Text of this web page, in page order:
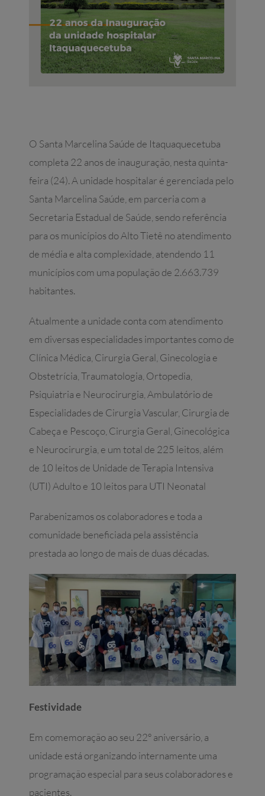
O Santa Marcelina Saúde de Itaquaquecetuba
completa 22 anos de inauguração, nesta quinta-
feira (24). A unidade hospitalar é gerenciada pelo
Santa Marcelina Saúde, em parceria com a
Secretaria Estadual de Saúde, sendo referência
para os municípios do Alto Tietê no atendimento
de média e alta complexidade, atendendo 11
municípios com uma população de 2.663.739
habitantes.
Atualmente a unidade conta com atendimento
em diversas especialidades importantes como de
Clínica Médica, Cirurgia Geral, Ginecologia e
Obstetrícia, Traumatologia, Ortopedia,
Psiquiatria e Neurocirurgia, Ambulatório de
Especialidades de Cirurgia Vascular, Cirurgia de
Cabeça e Pescoço, Cirurgia Geral, Ginecológica
e Neurocirurgia, e um total de 225 leitos, além
de 10 leitos de Unidade de Terapia Intensiva
(UTI) Adulto e 10 leitos para UTI Neonatal
Parabenizamos os colaboradores e toda a
comunidade beneficiada pela assistência
prestada ao longo de mais de duas décadas.
Festividade
Em comemoração ao seu 22º aniversário, a
unidade está organizando internamente uma
programação especial para seus colaboradores e
pacientes.